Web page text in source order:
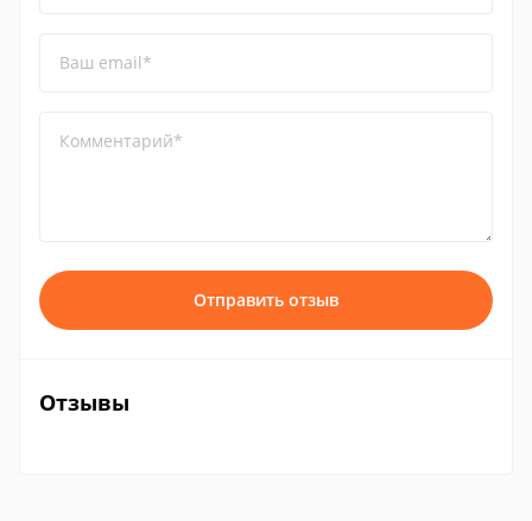
Ваш email*
Комментарий*
Отправить отзыв
Отзывы